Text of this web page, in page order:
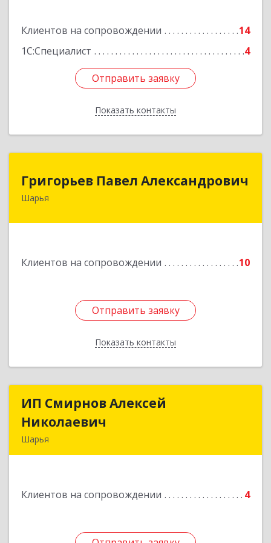
Клиентов на сопровождении
14
1С:Специалист
4
Отправить заявку
Показать контакты
Подробнее
Отправить заявку
Назад
Григорьев Павел Александрович
Шарья
Клиентов на сопровождении 10
Отправить заявку
Показать контакты
157505, Костромская область, город Шарья,
Отправить заявку
Назад
ИП Смирнов Алексей
Николаевич
Шарья
Клиентов на сопровождении 4
ИП Смирнов Алексей